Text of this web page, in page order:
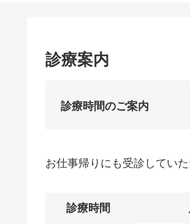
診療案内
診療時間のご案内
お仕事帰りにも受診してい
診療時間